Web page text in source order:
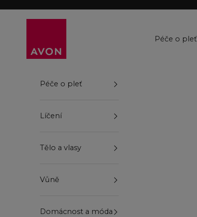
Péče o pleť
Péče o pleť
Líčení
Tělo a vlasy
Vůně
Domácnost a móda